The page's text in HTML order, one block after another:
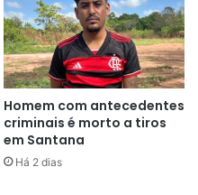
vários disparos contra a
vários quintais sendo
da rua Juscelino
novembro, foi atingido e
pela polícia, e era
furto, furto qualificado
Homem com antecedentes
criminais é morto a tiros
em Santana
Há 2 dias